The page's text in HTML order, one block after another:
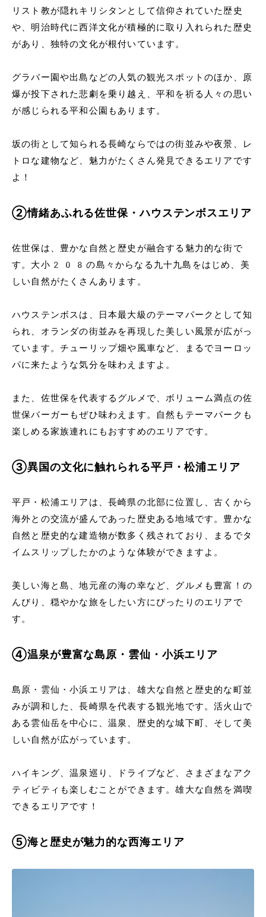
リスト教が隠れキリシタンとして信仰されていた歴史
や、明治時代に西洋文化が積極的に取り入れられた歴史
があり、独特の文化が根付いています。
グラバー園や出島などの人気の観光スポットのほか、原
爆が投下された悲劇を乗り越え、平和を祈る人々の思い
が感じられる平和公園もあります。
坂の街として知られる長崎ならではの街並みや夜景、レ
トロな建物など、魅力がたくさん発見できるエリアです
よ！
②情緒あふれる佐世保・ハウステンボスエリア
佐世保は、豊かな自然と歴史が融合する魅力的な街で
す。大小208の島々からなる九十九島をはじめ、美
しい自然がたくさんあります。
ハウステンボスは、日本最大級のテーマパークとして知
られ、オランダの街並みを再現した美しい風景が広がっ
ています。チューリップ畑や風車など、まるでヨーロッ
パに来たような気分を味わえますよ。
また、佐世保を代表するグルメで、ボリューム満点の佐
世保バーガーもぜひ味わえます。自然もテーマパークも
楽しめる家族連れにもおすすめのエリアです。
③異国の文化に触れられる平戸・松浦エリア
平戸・松浦エリアは、長崎県の北部に位置し、古くから
海外との交流が盛んであった歴史ある地域です。豊かな
自然と歴史的な建造物が数多く残されており、まるでタ
イムスリップしたかのような体験ができますよ。
美しい海と島、地元産の海の幸など、グルメも豊富！の
んびり、穏やかな旅をしたい方にぴったりのエリアで
す。
④温泉が豊富な島原・雲仙・小浜エリア
島原・雲仙・小浜エリアは、雄大な自然と歴史的な町並
みが調和した、長崎県を代表する観光地です。活火山で
ある雲仙岳を中心に、温泉、歴史的な城下町、そして美
しい自然が広がっています。
ハイキング、温泉巡り、ドライブなど、さまざまなアク
ティビティも楽しむことができます。雄大な自然を満喫
できるエリアです！
⑤海と歴史が魅力的な西海エリア